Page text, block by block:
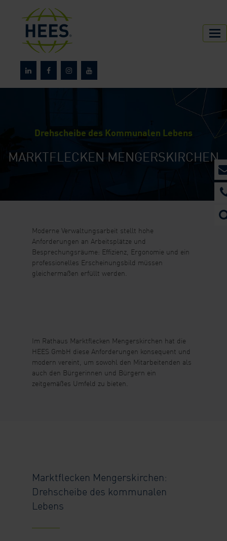
Referenzen
Drehscheibe des Kommunalen Lebens
MARKTFLECKEN MENGERSKIRCHEN
Moderne Verwaltungsarbeit stellt hohe
Anforderungen an Arbeitsplätze und
Besprechungsräume: Effizienz, Ergonomie und ein
professionelles Erscheinungsbild müssen
gleichermaßen erfüllt werden.
Im Rathaus Marktflecken Mengerskirchen hat die
HEES GmbH diese Anforderungen konsequent und
modern vereint, um sowohl den Mitarbeitenden als
auch den Bürgerinnen und Bürgern ein
zeitgemäßes Umfeld zu bieten.
Marktflecken Mengerskirchen:
Drehscheibe des kommunalen
Lebens